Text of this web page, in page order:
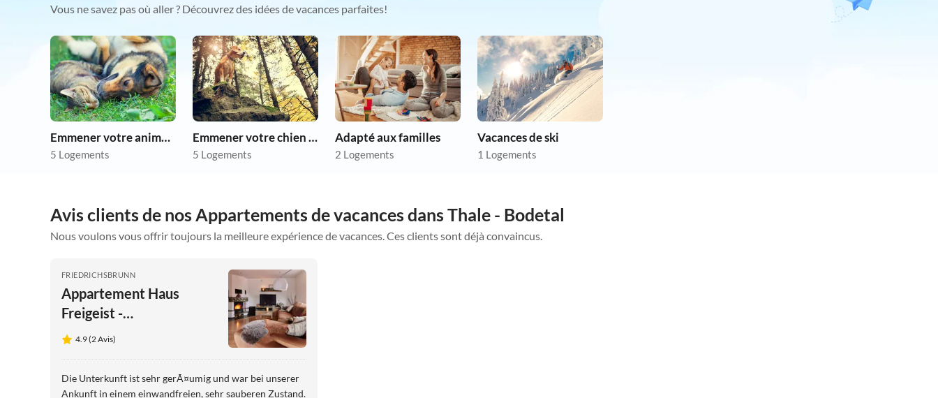
Vous ne savez pas où aller ? Découvrez des idées de vacances parfaites!
Emmener votre animal en vacances
5 Logements
Emmener votre chien en vacances
5 Logements
Adapté aux familles
2 Logements
Vacances de ski
1 Logements
Avis clients de nos Appartements de vacances dans Thale - Bodetal
Nous voulons vous offrir toujours la meilleure expérience de vacances. Ces clients sont déjà convaincus.
FRIEDRICHSBRUNN
Appartement Haus
Freigeist -
Friedrichssuite
4.9 (2 Avis)
Die Unterkunft ist sehr gerÃ¤umig und war bei unserer
Ankunft in einem einwandfreien, sehr sauberen Zustand.